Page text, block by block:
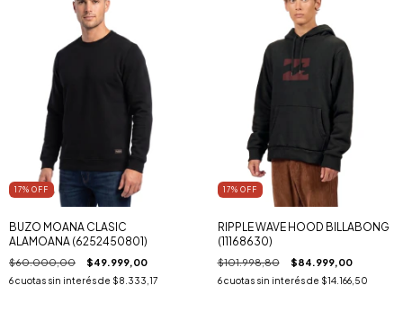
17% OFF
BUZO MOANA CLASIC
ALAMOANA (6252450801)
$60.000,00 $49.999,00
6cuotas sin interés de $8.333,17
17% OFF
RIPPLE WAVE HOOD BILLABONG
(11168630)
$101.998,80 $84.999,00
6 cuotas sin interés de $14.166,50